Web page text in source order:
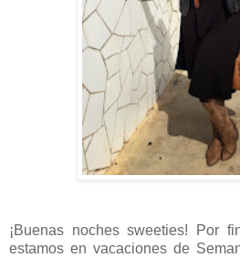
¡Buenas noches sweeties! Por
estamos en vacaciones de